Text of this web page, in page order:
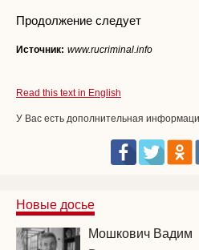
Продолжение следует
Источник: www.rucriminal.info
Read this text in English
У Вас есть дополнительная
Новые досье
Мошкович Вадим